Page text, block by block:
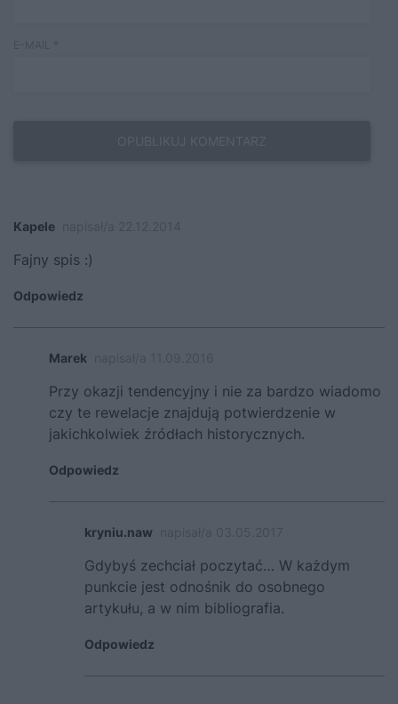
Kapele
Fajny spis :)
Odpowiedz
Marek
Przy okazji tendencyjny i nie za bardzo wiadomo
czy te rewelacje znajdują potwierdzenie w
jakichkolwiek źródłach historycznych.
Odpowiedz
kryniu.naw
Gdybyś zechciał poczytać… W każdym
punkcie jest odnośnik do osobnego
artykułu, a w nim bibliografia.
Odpowiedz